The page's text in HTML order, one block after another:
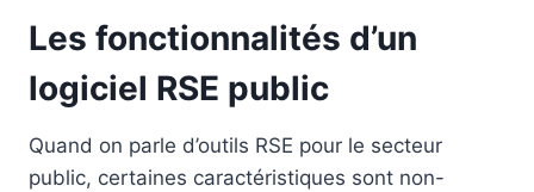
Les fonctionnalités d’un
logiciel RSE public
Quand on parle d’outils RSE pour le secteur
public, certaines caractéristiques sont non-